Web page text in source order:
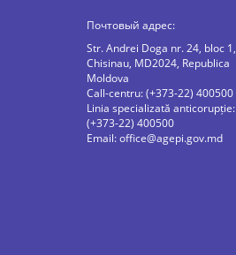
Почтовый адрес:
Str. Andrei Doga nr. 24, bloc 1,
Chisinau, MD2024, Republica
Moldova
Call-centru: (+373-22) 400500
Linia specializată anticorupție:
(+373-22) 400500
Email:office@agepi.gov.md